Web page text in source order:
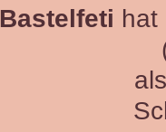
Bastelfeti hat